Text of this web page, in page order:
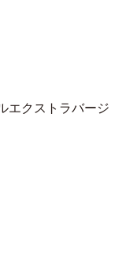
エクストラバージ